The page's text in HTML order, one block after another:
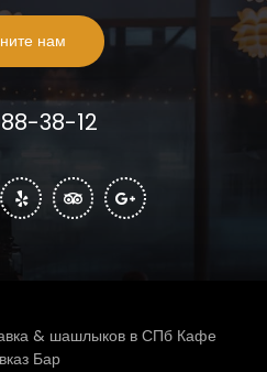
нам
38-12
& шашлыков в СПб Кафе
Бар